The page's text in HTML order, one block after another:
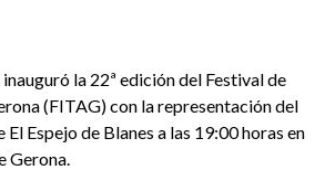
la 22ª edición del Festival de
(FITAG) con la representación del
Espejo de Blanes a las 19:00 horas en
Gerona.